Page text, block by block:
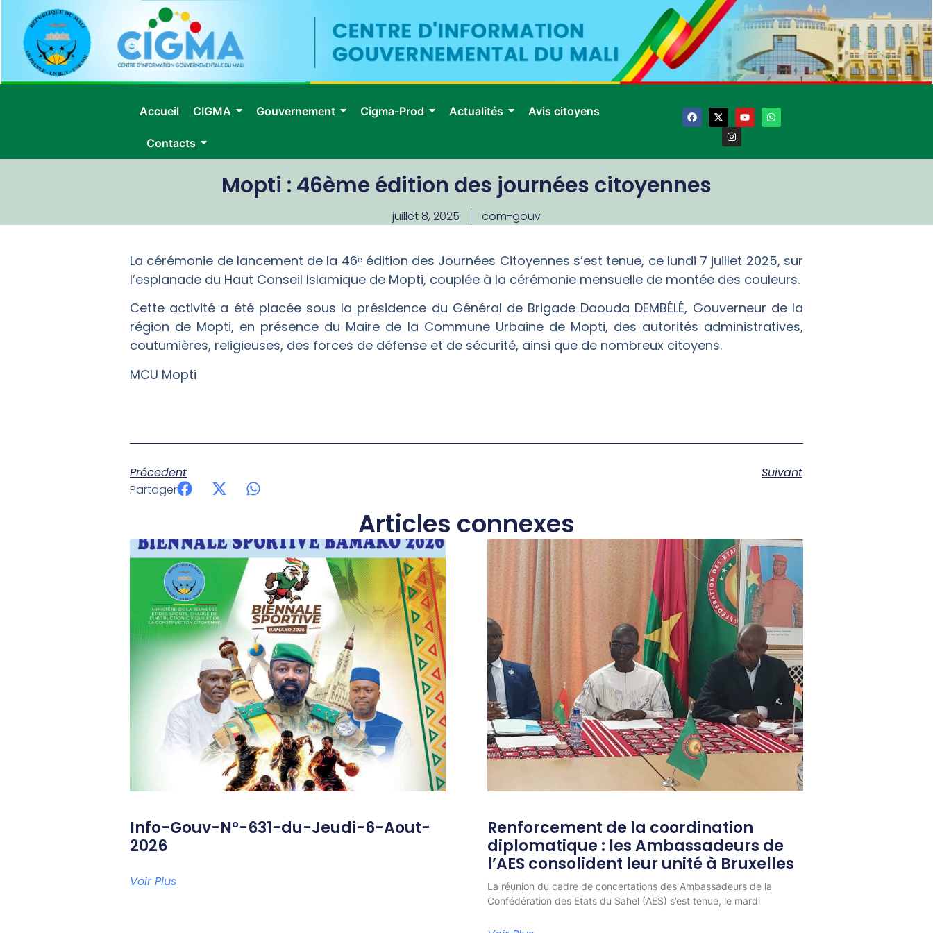
Accueil CIGMA Gouvernement Cigma-Prod Actualités Avis citoyens
Contacts
Mopti : 46ème édition des journées citoyennes
juillet 8, 2025 com-gouv
La cérémonie de lancement de la 46ᵉ édition des Journées Citoyennes s’est tenue, ce lundi 7 juillet 2025, sur
l’esplanade du Haut Conseil Islamique de Mopti, couplée à la cérémonie mensuelle de montée des couleurs.
Cette activité a été placée sous la présidence du Général de Brigade Daouda DEMBÉLÉ, Gouverneur de la
région de Mopti, en présence du Maire de la Commune Urbaine de Mopti, des autorités administratives,
coutumières, religieuses, des forces de défense et de sécurité, ainsi que de nombreux citoyens.
MCU Mopti
Précedent
Suivant
Partager
Articles connexes
Info-Gouv-N°-631-du-Jeudi-6-Aout-
2026
Voir Plus
Renforcement de la coordination
diplomatique : les Ambassadeurs de
l’AES consolident leur unité à Bruxelles
La réunion du cadre de concertations des Ambassadeurs de la
Confédération des Etats du Sahel (AES) s’est tenue, le mardi